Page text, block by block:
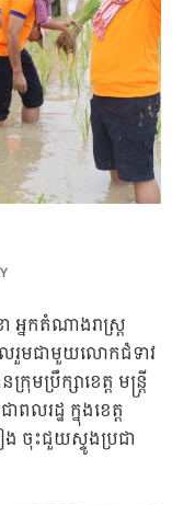
អ្នកតំណាងរាស្រ្ត
រួមជាមួយលោកជំទាវ
ប្រឹក្សាខេត្ត​ មន្ត្រី
ពលរដ្ឋ​ ក្នុងខេត្ត
ង ចុះជួយស្ទូងប្រជា